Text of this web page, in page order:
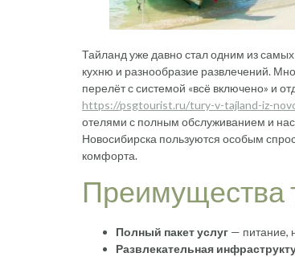
Тайланд уже давно стал одним из
кухню и разнообразие развлечений.
перелёт с системой «всё включено» и
https://psgtourist.ru/tury-v-tajland-iz-
отелями с полным обслуживанием и
Новосибирска пользуются особым
комфорта.
Преимущества
Полный пакет услуг — питание,
Развлекательная